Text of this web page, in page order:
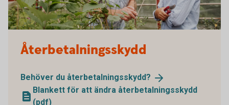
Återbetalningsskydd
Behöver du återbetalningsskydd?
Blankett för att ändra återbetalningsskydd
(pdf)